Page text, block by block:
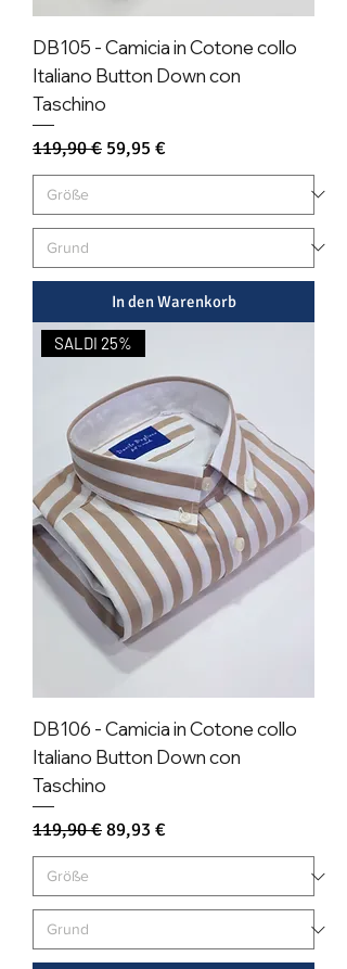
DB105 - Camicia in Cotone collo
Italiano Button Down con
Taschino
Standardpreis
119,90 € Sale-Preis
59,95 €
In den Warenkorb
SALDI 25%
DB106 - Camicia in Cotone collo
Italiano Button Down con
Taschino
Standardpreis
119,90 €Sale-Preis
89,93 €